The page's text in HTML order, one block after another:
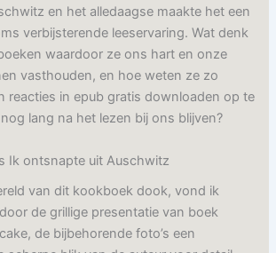
en het alledaagse maakte het een
verbijsterende leeservaring. Wat denk
waardoor ze ons hart en onze
vasthouden, en hoe weten ze zo
reacties in epub gratis downloaden op te
lang na het lezen bij ons blijven?
Ik ontsnapte uit Auschwitz
van dit kookboek dook, vond ik
de grillige presentatie van boek
de bijbehorende foto’s een